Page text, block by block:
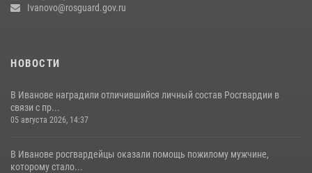
Ivanovo@rosguard.gov.ru
НОВОСТИ
В Иванове наградили отличившийся личный состав Росгвардии в
связи с пр...
05 августа 2026, 14:37
В Иванове росгвардейцы оказали помощь пожилому мужчине,
которому стало...